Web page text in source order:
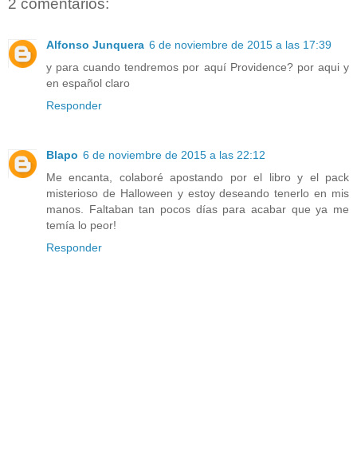
2 comentarios:
Alfonso Junquera 6 de noviembre de 2015 a las 17:39
y para cuando tendremos por aquí Providence? por aqui y
en español claro
Responder
Blapo 6 de noviembre de 2015 a las 22:12
Me encanta, colaboré apostando por el libro y el pack
misterioso de Halloween y estoy deseando tenerlo en mis
manos. Faltaban tan pocos días para acabar que ya me
temía lo peor!
Responder